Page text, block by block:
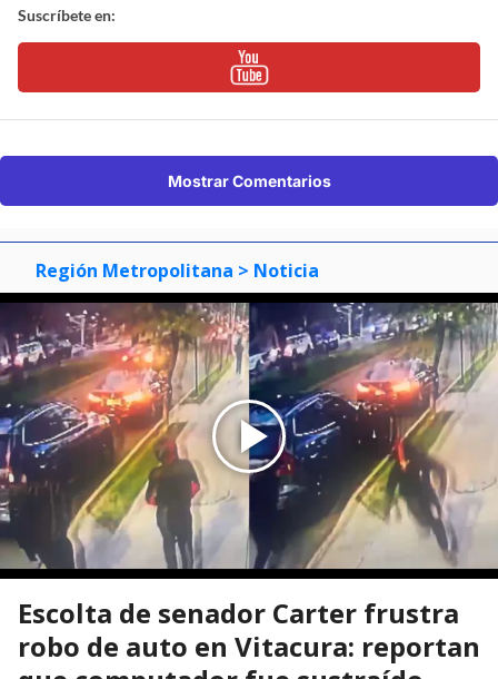
Suscríbete en:
Mostrar Comentarios
Región Metropolitana > Noticia
Escolta de senador Carter frustra
robo de auto en Vitacura: reportan